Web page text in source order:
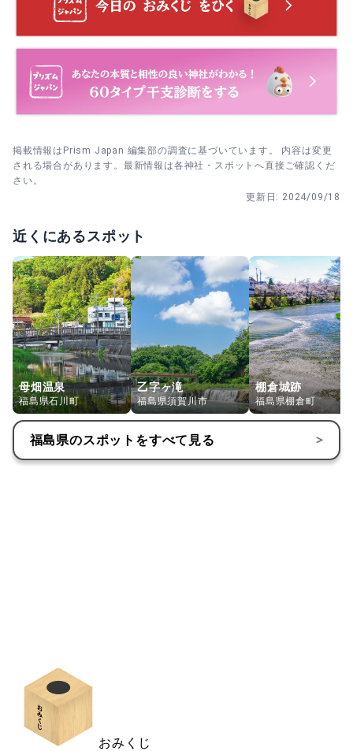
石段を登る途中で、右左どちらの脇にも目を向けながら進
みます。見つけた石は立ち止まって眺め、次の一歩を踏み
出してから本殿へ向かう順番が気持ちよく続きます。
混雑を避けたい日は、早い時間に到着して石段をゆっくり
登り、そのまま本殿へ。参拝後に参道を戻りながら巨石を
例大祭の日は、先に本殿へ参拝してから町内の行事へ向か
う順番がスムーズです。混雑が気になる場合は、夜の時間
帯を避けて早めに動くと回りやすくなります。
掲載情報はPrism Japan 編集部の調査に基づいています。 内容は変更
される場合があります。最新情報は各神社・スポットへ直接ご確認くだ
さい。
更新日: 2024/09/18
近くにあるスポット
母畑温泉
福島県石川町
乙字ヶ滝
福島県須賀川市
棚倉城跡
福島県棚倉町
福島県のスポットをすべて見る >
おみくじ